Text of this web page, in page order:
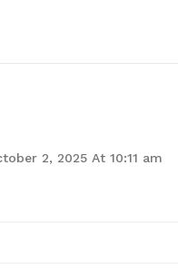
2, 2025 At 10:11 am